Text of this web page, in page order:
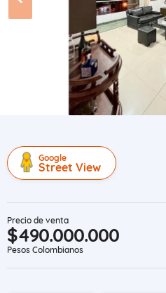
Google
Street View
Precio de venta
$490.000.000
Pesos Colombianos